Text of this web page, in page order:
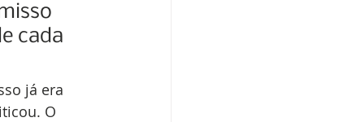
cada
já era
O